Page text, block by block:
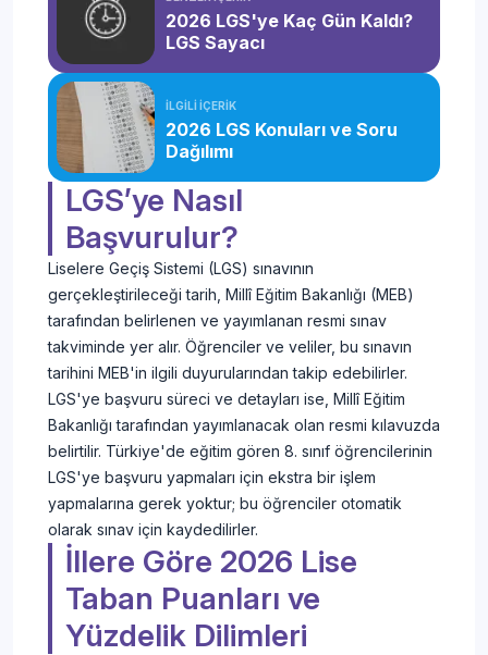
2026 LGS'ye Kaç Gün Kaldı?
LGS Sayacı
İLGİLİ İÇERİK
2026 LGS Konuları ve Soru
Dağılımı
LGS’ye Nasıl
Başvurulur?
Liselere Geçiş Sistemi (LGS) sınavının
gerçekleştirileceği tarih, Millî Eğitim Bakanlığı (MEB)
tarafından belirlenen ve yayımlanan resmi sınav
takviminde yer alır. Öğrenciler ve veliler, bu sınavın
tarihini MEB'in ilgili duyurularından takip edebilirler.
LGS'ye başvuru süreci ve detayları ise, Millî Eğitim
Bakanlığı tarafından yayımlanacak olan resmi kılavuzda
belirtilir. Türkiye'de eğitim gören 8. sınıf öğrencilerinin
LGS'ye başvuru yapmaları için ekstra bir işlem
yapmalarına gerek yoktur; bu öğrenciler otomatik
olarak sınav için kaydedilirler.
İllere Göre 2026 Lise
Taban Puanları ve
Yüzdelik Dilimleri